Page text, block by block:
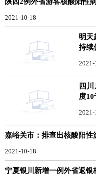
2021-10-18
明天
持续
四
度
嘉峪关市：排查出核酸阳
2021-10-18
宁夏银川新增一例外省返银